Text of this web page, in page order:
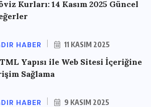
Kurları: 14 Kasım 2025 Güncel
HABER 11 KASIM 2025
Yapısı ile Web Sitesi İçeriğine
Sağlama
HABER 9 KASIM 2025